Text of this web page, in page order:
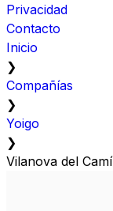
Privacidad
Contacto
Inicio
❯
Compañías
❯
Yoigo
❯
Vilanova del Camí